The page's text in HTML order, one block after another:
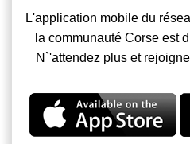
L'application mobile du
la communauté Corse est
N`'attendez plus et